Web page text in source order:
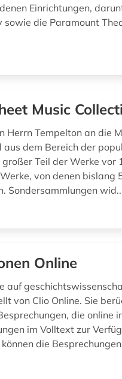
Einrichtungen,
die Paramount
Music
Herrn Tempelton an die
dem Bereich der
Teil der Werke
von denen
Sondersammlungen
Online
auf
von Clio Online. Sie
die online
im Volltext zur
die